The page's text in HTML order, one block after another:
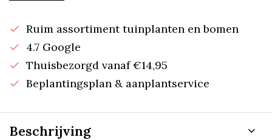
Ruim assortiment tuinplanten en bomen
4.7 Google
Thuisbezorgd vanaf €14,95
Beplantingsplan & aanplantservice
Beschrijving